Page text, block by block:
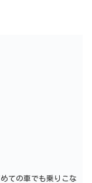
ての車でも乗りこな